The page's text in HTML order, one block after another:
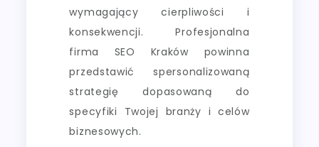
wymagający cierpliwości i
konsekwencji. Profesjonalna
firma SEO Kraków powinna
przedstawić spersonalizowaną
strategię dopasowaną do
specyfiki Twojej branży i celów
biznesowych.